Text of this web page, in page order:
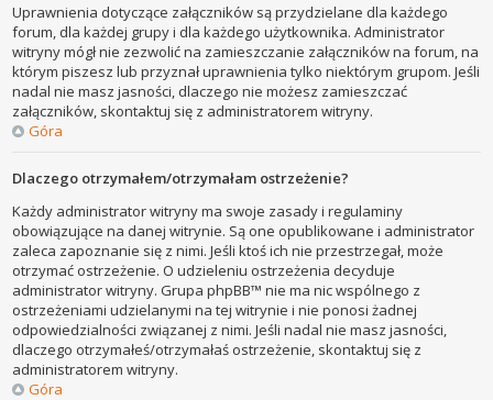
Uprawnienia dotyczące załączników są przydzielane dla każdego
forum, dla każdej grupy i dla każdego użytkownika. Administrator
witryny mógł nie zezwolić na zamieszczanie załączników na forum, na
którym piszesz lub przyznał uprawnienia tylko niektórym grupom. Jeśli
nadal nie masz jasności, dlaczego nie możesz zamieszczać
załączników, skontaktuj się z administratorem witryny.
Góra
Dlaczego otrzymałem/otrzymałam ostrzeżenie?
Każdy administrator witryny ma swoje zasady i regulaminy
obowiązujące na danej witrynie. Są one opublikowane i administrator
zaleca zapoznanie się z nimi. Jeśli ktoś ich nie przestrzegał, może
otrzymać ostrzeżenie. O udzieleniu ostrzeżenia decyduje
administrator witryny. Grupa phpBB™ nie ma nic wspólnego z
ostrzeżeniami udzielanymi na tej witrynie i nie ponosi żadnej
odpowiedzialności związanej z nimi. Jeśli nadal nie masz jasności,
dlaczego otrzymałeś/otrzymałaś ostrzeżenie, skontaktuj się z
administratorem witryny.
Góra